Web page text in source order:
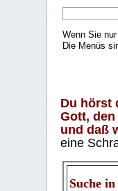
Wenn Sie
Die Menüs
Du hörst
Gott,
und daß
eine
Suche